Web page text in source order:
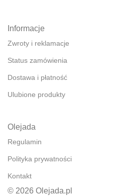
Informacje
Zwroty i reklamacje
Status zamówienia
Dostawa i płatność
Ulubione produkty
Olejada
Regulamin
Polityka prywatności
Kontakt
© 2026 Olejada.pl